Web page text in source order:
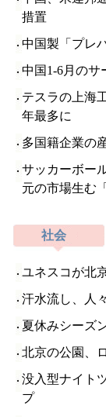
措置
中国製「プレ
中国1-6月のサ
テスラの上海
年最多に
多国籍企業の
サッカーボー
元の市場生む
社会
ユネスコが北
汗水流し、人
夏休みシーズ
北京の公園、
没入型ナイト
プ